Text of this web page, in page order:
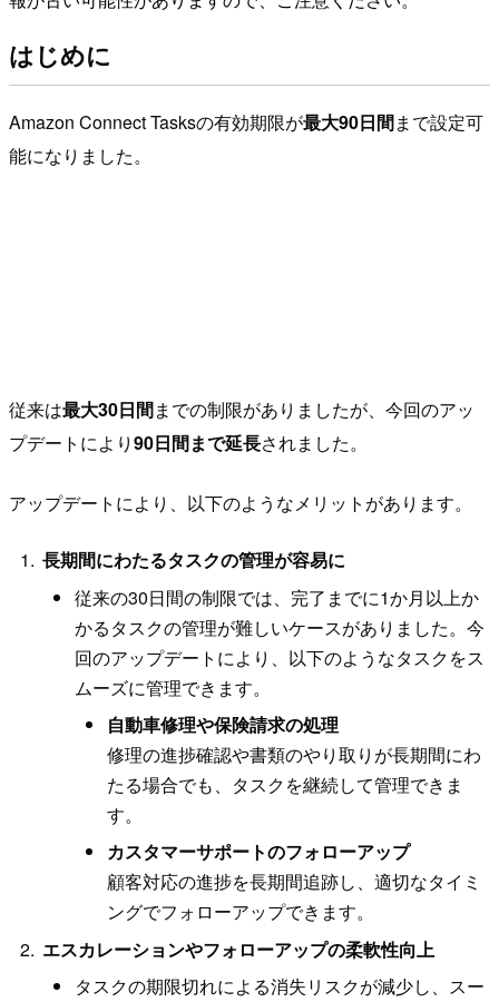
はじめに
Amazon Connect Tasksの有効期限が最大90日間まで設定可
能になりました。
従来は最大30日間までの制限がありましたが、今回のアッ
プデートにより90日間まで延長されました。
アップデートにより、以下のようなメリットがあります。
長期間にわたるタスクの管理が容易に
従来の30日間の制限では、完了までに1か月以上か
かるタスクの管理が難しいケースがありました。今
回のアップデートにより、以下のようなタスクをス
ムーズに管理できます。
自動車修理や保険請求の処理
修理の進捗確認や書類のやり取りが長期間にわ
たる場合でも、タスクを継続して管理できま
す。
カスタマーサポートのフォローアップ
顧客対応の進捗を長期間追跡し、適切なタイミ
ングでフォローアップできます。
エスカレーションやフォローアップの柔軟性向上
タスクの期限切れによる消失リスクが減少し、スー